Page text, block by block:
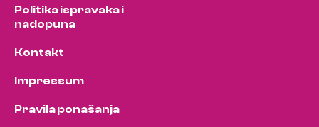
Politika ispravaka i
nadopuna
Kontakt
Impressum
Pravila ponašanja